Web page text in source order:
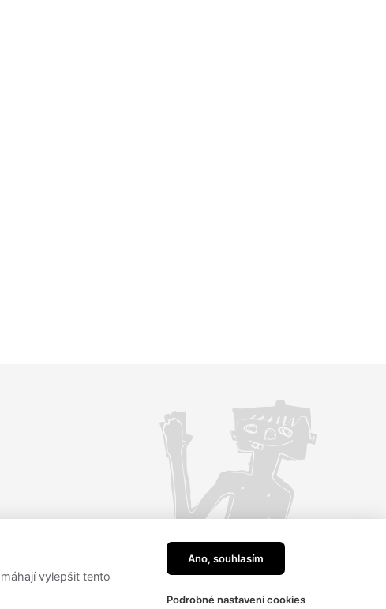
vylepšit tento
Ano, souhlasím
Podrobné nastavení cookies